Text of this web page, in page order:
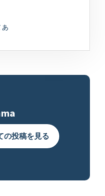
の投稿を見る